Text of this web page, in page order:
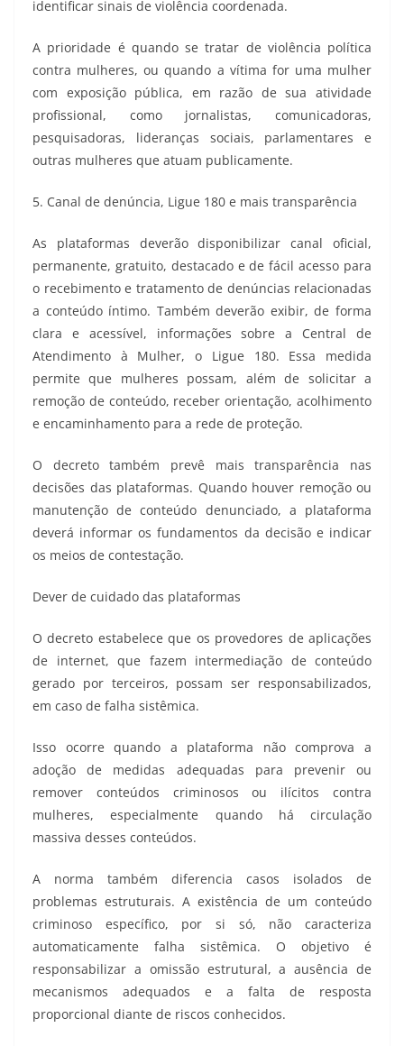
identificar sinais de violência coordenada.
A prioridade é quando se tratar de violência política
contra mulheres, ou quando a vítima for uma mulher
com exposição pública, em razão de sua atividade
profissional, como jornalistas, comunicadoras,
pesquisadoras, lideranças sociais, parlamentares e
outras mulheres que atuam publicamente.
5. Canal de denúncia, Ligue 180 e mais transparência
As plataformas deverão disponibilizar canal oficial,
permanente, gratuito, destacado e de fácil acesso para
o recebimento e tratamento de denúncias relacionadas
a conteúdo íntimo. Também deverão exibir, de forma
clara e acessível, informações sobre a Central de
Atendimento à Mulher, o Ligue 180. Essa medida
permite que mulheres possam, além de solicitar a
remoção de conteúdo, receber orientação, acolhimento
e encaminhamento para a rede de proteção.
O decreto também prevê mais transparência nas
decisões das plataformas. Quando houver remoção ou
manutenção de conteúdo denunciado, a plataforma
deverá informar os fundamentos da decisão e indicar
os meios de contestação.
Dever de cuidado das plataformas
O decreto estabelece que os provedores de aplicações
de internet, que fazem intermediação de conteúdo
gerado por terceiros, possam ser responsabilizados,
em caso de falha sistêmica.
Isso ocorre quando a plataforma não comprova a
adoção de medidas adequadas para prevenir ou
remover conteúdos criminosos ou ilícitos contra
mulheres, especialmente quando há circulação
massiva desses conteúdos.
A norma também diferencia casos isolados de
problemas estruturais. A existência de um conteúdo
criminoso específico, por si só, não caracteriza
automaticamente falha sistêmica. O objetivo é
responsabilizar a omissão estrutural, a ausência de
mecanismos adequados e a falta de resposta
proporcional diante de riscos conhecidos.